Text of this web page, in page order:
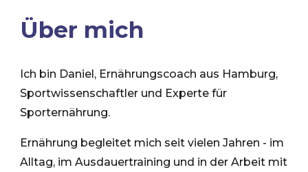
Über mich
Ich bin Daniel, Ernährungscoach aus Hamburg,
Sportwissenschaftler und Experte für
Sporternährung.
Ernährung begleitet mich seit vielen Jahren - im
Alltag, im Ausdauertraining und in der Arbeit mit